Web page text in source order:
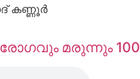
കണ്ണൂർ
രോഗവും മരുന്നും 100